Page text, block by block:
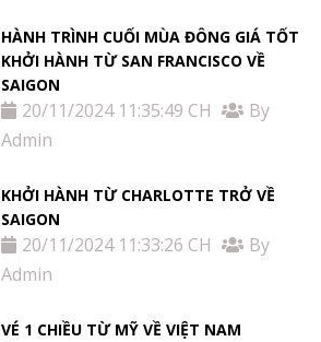
HÀNH TRÌNH CUỐI MÙA ĐÔNG GIÁ TỐT
KHỞI HÀNH TỪ SAN FRANCISCO VỀ
SAIGON
20/11/2024 11:35:49 CH
By
Admin
KHỞI HÀNH TỪ CHARLOTTE TRỞ VỀ
SAIGON
20/11/2024 11:33:26 CH
By
Admin
VÉ 1 CHIỀU TỪ MỸ VỀ VIỆT NAM